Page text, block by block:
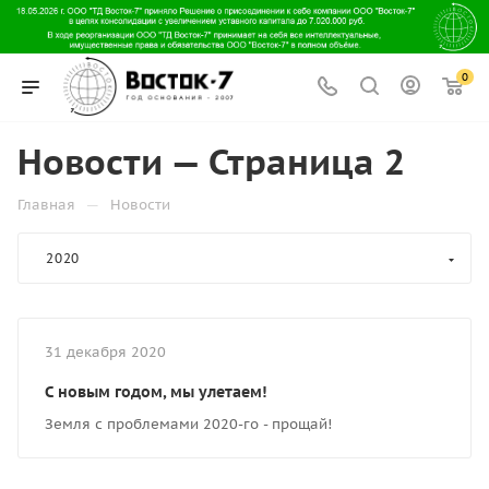
0
Новости — Страница 2
Главная — Новости
2020
31 декабря 2020
С новым годом, мы улетаем!
Земля с проблемами 2020-го - прощай!